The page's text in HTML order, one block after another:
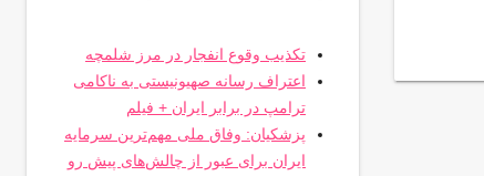
تکذیب وقوع انفجار در مرز شلمچه
اعتراف رسانه صهیونیستی به ناکامی
ترامپ در برابر ایران + فیلم
پزشکیان: وفاق ملی مهم‌ترین سرمایه
ایران برای عبور از چالش‌های پیش رو